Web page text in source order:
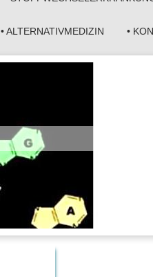
• ALTERNATIVMEDIZIN •